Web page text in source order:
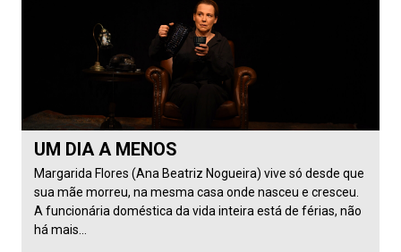
UM DIA A MENOS
Margarida Flores (Ana Beatriz Nogueira) vive só desde que
sua mãe morreu, na mesma casa onde nasceu e cresceu.
A funcionária doméstica da vida inteira está de férias, não
há mais…